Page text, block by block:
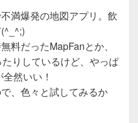
満爆発の地図アプリ。飲
料だったMapFanとか、
りしているけど、やっぱ
然いい！
、色々と試してみるか